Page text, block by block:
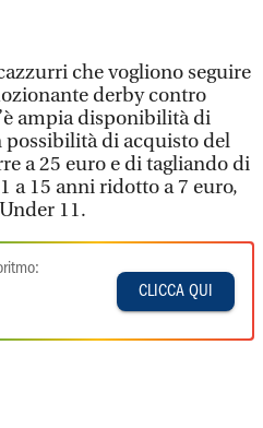
che vogliono seguire
derby contro
ampia disponibilità di
possibilità di acquisto del
a 25 euro e di tagliando di
a 15 anni ridotto a 7 euro,
11.
CLICCA QUI